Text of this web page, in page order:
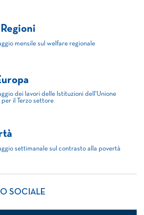
Regioni
mensile sul welfare regionale
dei lavori delle Istituzioni dell'Unione
per il Terzo settore
settimanale sul contrasto alla povertà
SOCIALE